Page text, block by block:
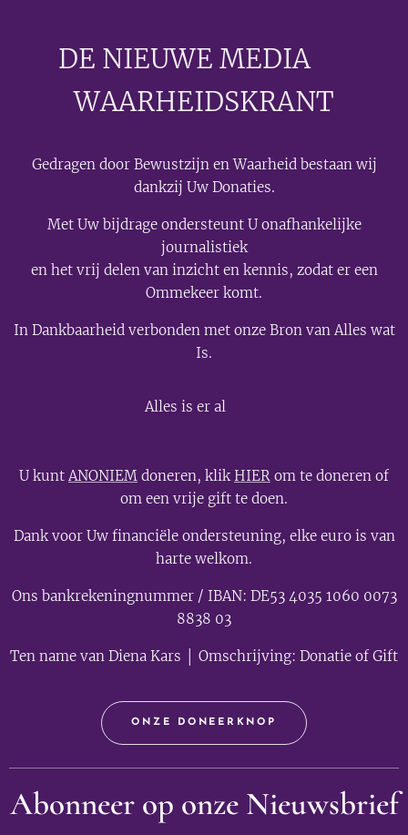
DE NIEUWE MEDIA🟣
WAARHEIDSKRANT
Gedragen door Bewustzijn en Waarheid bestaan wij
dankzij Uw Donaties.
Met Uw bijdrage ondersteunt U onafhankelijke
journalistiek
en het vrij delen van inzicht en kennis, zodat er een
Ommekeer komt.
In Dankbaarheid verbonden met onze Bron van Alles wat
Is.
Alles is er al
U kuntANONIEM doneren, klikHIER om te doneren of
om een vrije gift te doen.
Dank voor Uw financiële ondersteuning, elke euro is van
harte welkom.
Ons bankrekeningnummer / IBAN: DE53 4035 1060 0073
8838 03
Ten name van Diena Kars │ Omschrijving: Donatie of Gift
ONZE DONEERKNOP
Abonneer op onze Nieuwsbrief